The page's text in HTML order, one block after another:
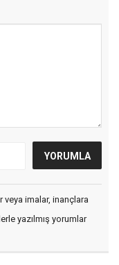
imalar, inançlara
yazılmış yorumlar